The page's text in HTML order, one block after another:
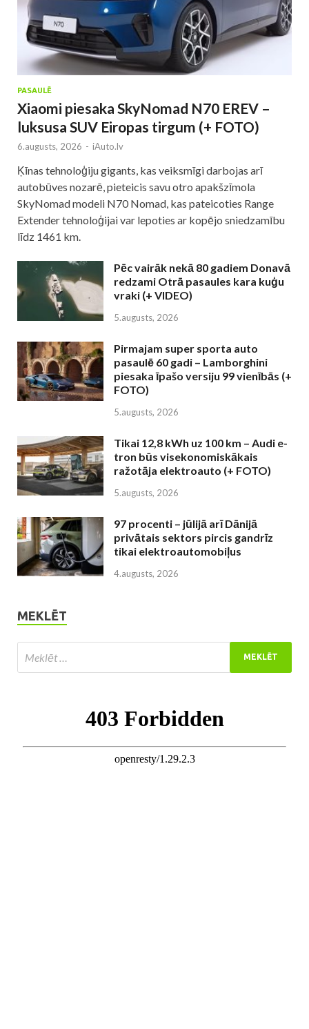
PASAULĒ
Xiaomi piesaka SkyNomad N70 EREV –
luksusa SUV Eiropas tirgum (+ FOTO)
6.augusts, 2026 - iAuto.lv
Ķīnas tehnoloģiju gigants, kas veiksmīgi darbojas arī
autobūves nozarē, pieteicis savu otro apakšzīmola
SkyNomad modeli N70 Nomad, kas pateicoties Range
Extender tehnoloģijai var lepoties ar kopējo sniedzamību
līdz 1461 km.
Pēc vairāk nekā 80 gadiem Donavā
redzami Otrā pasaules kara kuģu
vraki (+ VIDEO)
5.augusts, 2026
Pirmajam super sporta auto
pasaulē 60 gadi – Lamborghini
piesaka īpašo versiju 99 vienībās (+
FOTO)
5.augusts, 2026
Tikai 12,8 kWh uz 100 km – Audi e-
tron būs visekonomiskākais
ražotāja elektroauto (+ FOTO)
5.augusts, 2026
97 procenti – jūlijā arī Dānijā
privātais sektors pircis gandrīz
tikai elektroautomobiļus
4.augusts, 2026
MEKLĒT